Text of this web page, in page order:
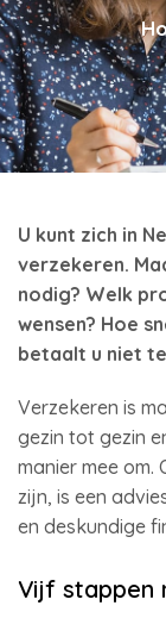
U kunt zich in
verzekeren.
nodig? Welk
wensen? Hoe
betaalt u niet
Verzekeren is
gezin tot gezin
manier mee
zijn, is een
en deskundige
Vijf stappen